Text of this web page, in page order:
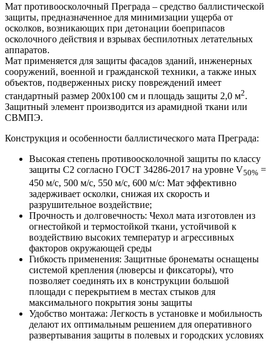
Мат противоосколочный Преграда – средство баллистической
защиты, предназначенное для минимизации ущерба от
осколков, возникающих при детонации боеприпасов
осколочного действия и взрывах беспилотных летательных
аппаратов.
Мат применяется для защиты фасадов зданий, инженерных
сооружений, военной и гражданской техники, а также иных
объектов, подверженных риску повреждений имеет
стандартный размер 200х100 см и площадь защиты 2,0 м2.
Защитный элемент производится из арамидной ткани или
СВМПЭ.
Конструкция и особенности баллистического мата Преграда:
Высокая степень противоосколочной защиты по классу
защиты С2 согласно ГОСТ 34286-2017 на уровне V50% =
450 м/с, 500 м/с, 550 м/с, 600 м/с: Мат эффективно
задерживает осколки, снижая их скорость и
разрушительное воздействие;
Прочность и долговечность: Чехол мата изготовлен из
огнестойкой и термостойкой ткани, устойчивой к
воздействию высоких температур и агрессивных
факторов окружающей среды
Гибкость применения: Защитные бронематы оснащены
системой крепления (люверсы и фиксаторы), что
позволяет соединять их в конструкции большой
площади с перекрытием в местах стыков для
максимального покрытия зоны защиты
Удобство монтажа: Легкость в установке и мобильность
делают их оптимальным решением для оперативного
развертывания защиты в полевых и городских условиях